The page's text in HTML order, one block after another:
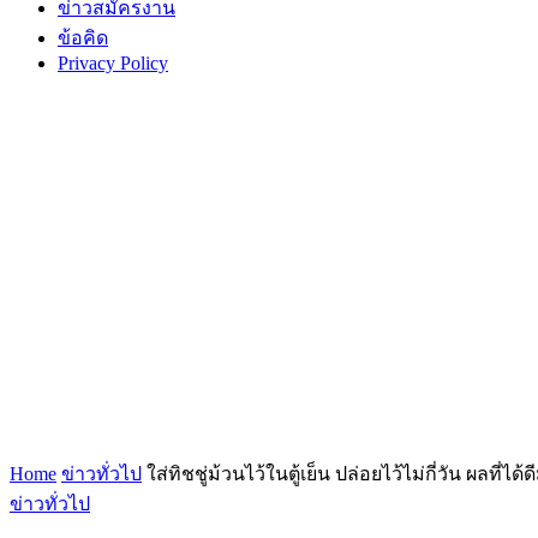
ข่าวสมัครงาน
ข้อคิด
Privacy Policy
Home ข่าวทั่วไป ใส่ทิชชู่ม้วนไว้ในตู้เย็น ปล่อยไว้ไม่กี่วัน ผลที่ได้
ข่าวทั่วไป